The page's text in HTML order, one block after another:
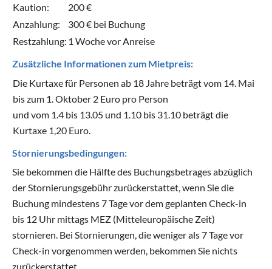
Kaution:
200 €
Anzahlung:
300 € bei Buchung
Restzahlung: 1 Woche vor Anreise
Zusätzliche Informationen zum Mietpreis:
Die Kurtaxe für Personen ab 18 Jahre beträgt vom 14. Mai
bis zum 1. Oktober 2 Euro pro Person
und vom 1.4 bis 13.05 und 1.10 bis 31.10 beträgt die
Kurtaxe 1,20 Euro.
Stornierungsbedingungen:
Sie bekommen die Hälfte des Buchungsbetrages abzüglich
der Stornierungsgebühr zurückerstattet, wenn Sie die
Buchung mindestens 7 Tage vor dem geplanten Check-in
bis 12 Uhr mittags MEZ (Mitteleuropäische Zeit)
stornieren. Bei Stornierungen, die weniger als 7 Tage vor
Check-in vorgenommen werden, bekommen Sie nichts
zurückerstattet.